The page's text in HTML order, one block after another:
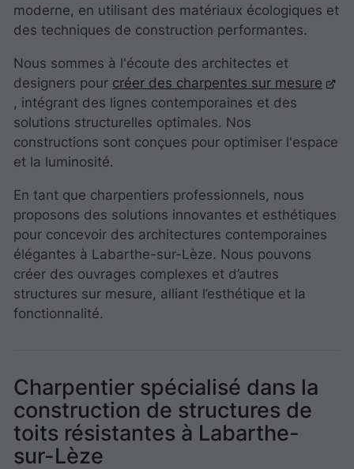
moderne, en utilisant des matériaux écologiques et
des techniques de construction performantes.
Nous sommes à l'écoute des architectes et
designers pour créer des charpentes sur mesure
, intégrant des lignes contemporaines et des
solutions structurelles optimales. Nos
constructions sont conçues pour optimiser l'espace
et la luminosité.
En tant que charpentiers professionnels, nous
proposons des solutions innovantes et esthétiques
pour concevoir des architectures contemporaines
élégantes à Labarthe-sur-Lèze. Nous pouvons
créer des ouvrages complexes et d’autres
structures sur mesure, alliant l’esthétique et la
fonctionnalité.
Charpentier spécialisé dans la
construction de structures de
toits résistantes à Labarthe-
sur-Lèze